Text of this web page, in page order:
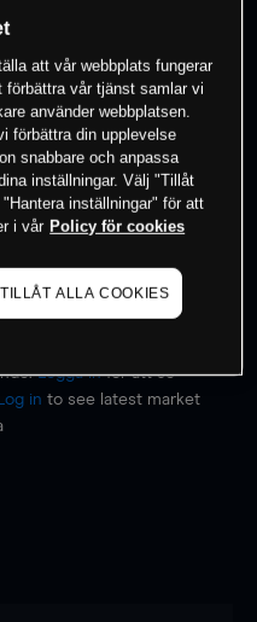
position i detta
Logga inför att se
Log in to see latest market
att vår webbplats fungerar
vår tjänst samlar vi
använder webbplatsen.
förbättra din upplevelse
snabbare och anpassa
inställningar. Välj "Tillåt
inställningar" för att
i vår Policy för cookies
TILLÅT ALLA COOKIES